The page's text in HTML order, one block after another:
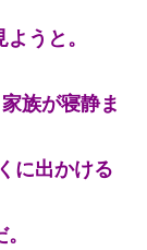
うと。
族が寝静ま
に出かける